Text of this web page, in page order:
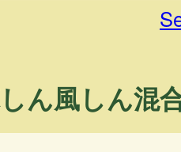
ん風しん混